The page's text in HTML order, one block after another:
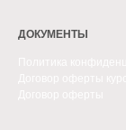
ДОКУМЕНТЫ